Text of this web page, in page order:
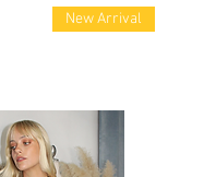
New Arrival